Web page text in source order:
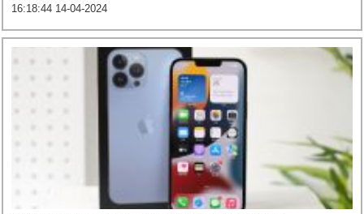
16:18:44 14-04-2024